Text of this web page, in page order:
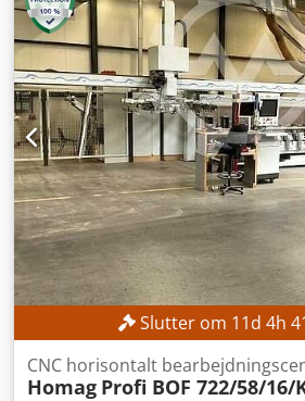
Njpfx Am Ajck Driftstimer: 19.402
Dokumentation CNC-dokumentation
Brugeradgang/licenser CE-mærkning
Dørspærrelås Sikkerhedslysgitter
Slutter om 11d 4h
CNC horisontalt
Homag Profi BOF 722/58/16/